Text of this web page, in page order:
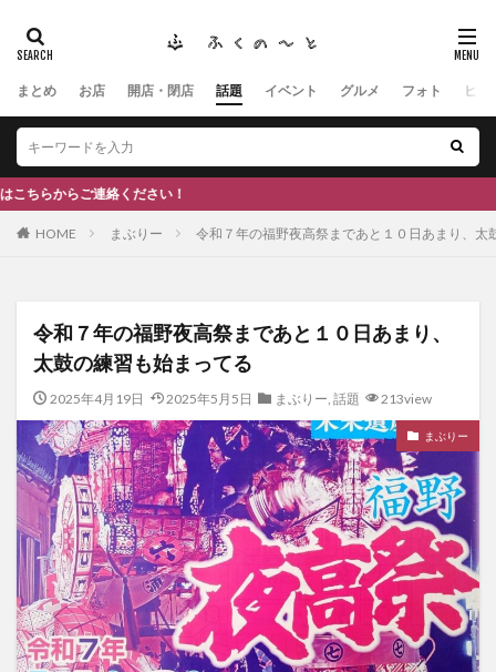
まとめ お店 開店・閉店 話題 イベント グルメ フォト ヒト
い！
HOME まぶりー 令和７年の福野夜高祭まであと１０日あまり、太
令和７年の福野夜高祭まであと１０日あまり、
太鼓の練習も始まってる
2025年4月19日 2025年5月5日 まぶりー, 話題 213view
まぶりー
タグ
#ふくの里 南砺 福野 福光
神社
南砺市、蕎麦
スキー場
#イタリアン
ひーちゃん
IOXアローザ #居酒屋
#富山